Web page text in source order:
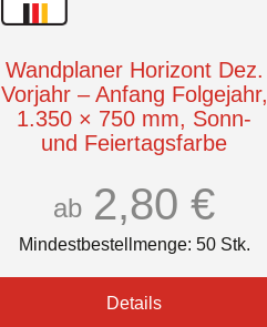
Wandplaner Horizont Dez.
Vorjahr – Anfang Folgejahr,
1.350 × 750 mm, Sonn-
und Feiertagsfarbe
ab 2,80 €
Mindestbestellmenge: 50 Stk.
Details